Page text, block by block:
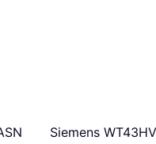
Siemens